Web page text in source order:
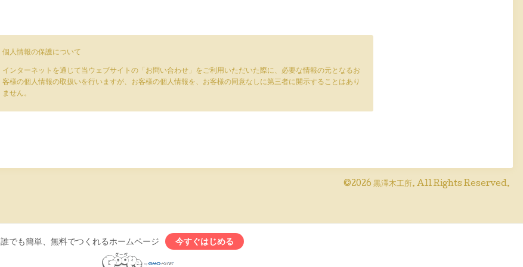
個人情報の保護について
インターネットを通じて当ウェブサイトの「お問い合わせ」をご利用いただいた際に、必要な情報の元となるお
客様の個人情報の取扱いを行いますが、お客様の個人情報を、お客様の同意なしに第三者に開示することはあり
ません。
©2026 黒澤木工所. All Rights Reserved.
誰でも簡単、無料でつくれるホームページ 今すぐはじめる